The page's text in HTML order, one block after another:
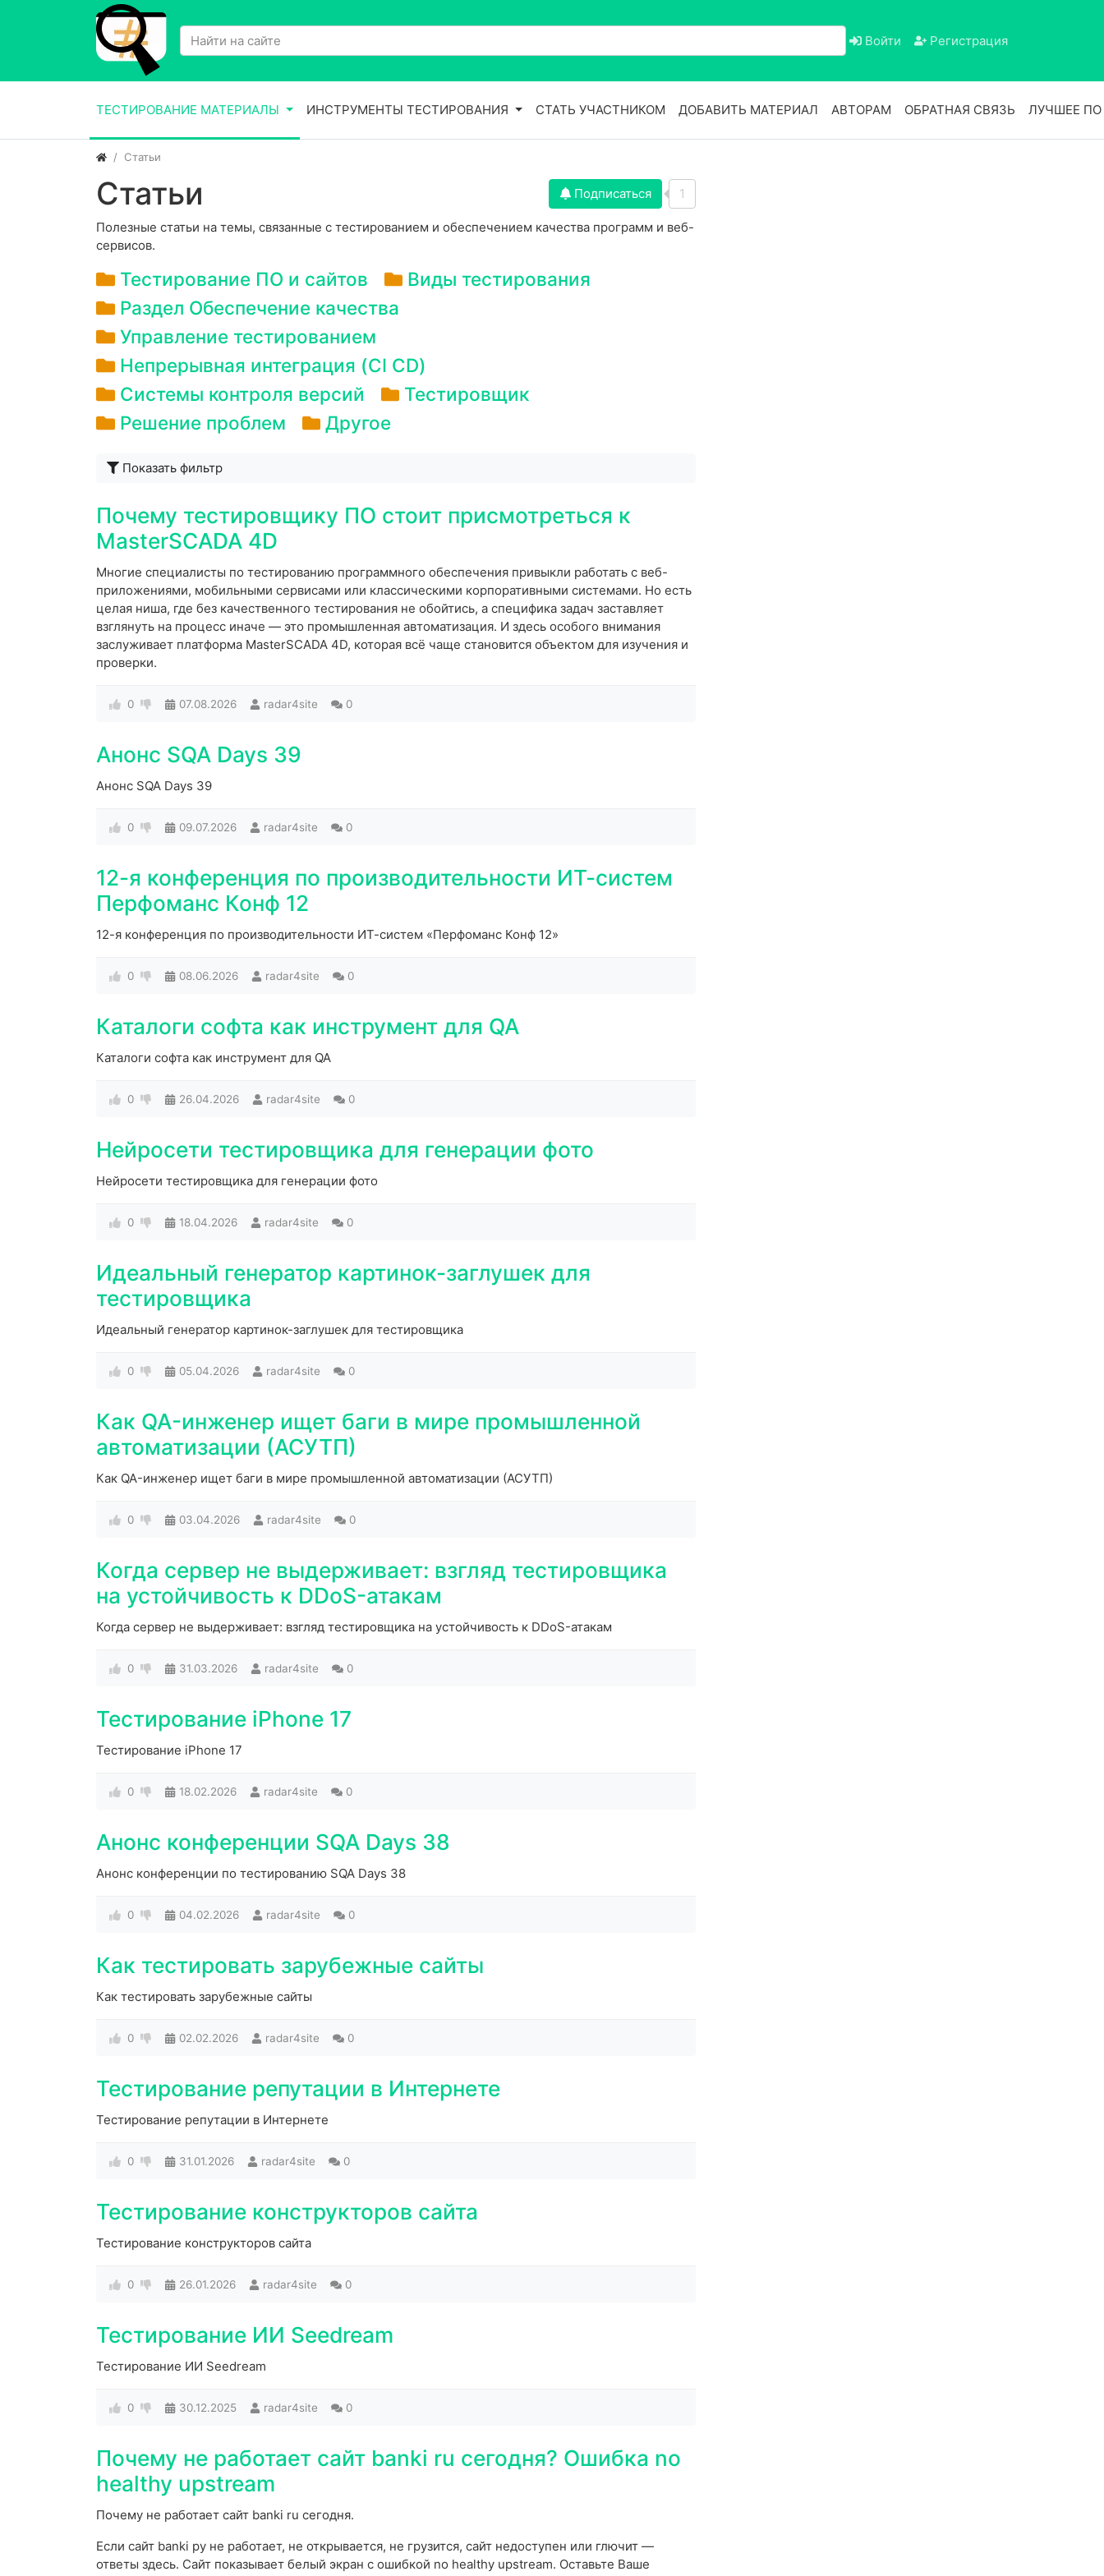
Войти Регистрация
ТЕСТИРОВАНИЕ МАТЕРИАЛЫ ИНСТРУМЕНТЫ ТЕСТИРОВАНИЯ СТАТЬ УЧАСТНИКОМ ДОБАВИТЬ МАТЕРИАЛ АВТОРАМ ОБРАТНАЯ СВЯЗЬ ЛУЧШЕЕ
Статьи
Статьи Подписаться 1
Полезные статьи на темы, связанные с тестированием и обеспечением качества программ и веб-
сервисов.
Тестирование ПО и сайтов
Виды тестирования
Раздел Обеспечение качества
Управление тестированием
Непрерывная интеграция (CI CD)
Системы контроля версий
Тестировщик
Решение проблем
Другое
Показать фильтр
Почему тестировщику ПО стоит присмотреться к
MasterSCADA 4D
Многие специалисты по тестированию программного обеспечения привыкли работать с веб-
приложениями, мобильными сервисами или классическими корпоративными системами. Но есть
целая ниша, где без качественного тестирования не обойтись, а специфика задач заставляет
взглянуть на процесс иначе — это промышленная автоматизация. И здесь особого внимания
заслуживает платформа MasterSCADA 4D, которая всё чаще становится объектом для изучения и
проверки.
0 07.08.2026 radar4site 0
Анонс SQA Days 39
Анонс SQA Days 39
0 09.07.2026 radar4site 0
12-я конференция по производительности ИТ-систем
Перфоманс Конф 12
12-я конференция по производительности ИТ-систем «Перфоманс Конф 12»
0 08.06.2026 radar4site 0
Каталоги софта как инструмент для QA
Каталоги софта как инструмент для QA
0 26.04.2026 radar4site 0
Нейросети тестировщика для генерации фото
Нейросети тестировщика для генерации фото
0 18.04.2026 radar4site 0
Идеальный генератор картинок-заглушек для
тестировщика
Идеальный генератор картинок-заглушек для тестировщика
0 05.04.2026 radar4site 0
Как QA-инженер ищет баги в мире промышленной
автоматизации (АСУТП)
Как QA-инженер ищет баги в мире промышленной автоматизации (АСУТП)
0 03.04.2026 radar4site 0
Когда сервер не выдерживает: взгляд тестировщика
на устойчивость к DDoS-атакам
Когда сервер не выдерживает: взгляд тестировщика на устойчивость к DDoS-атакам
0 31.03.2026 radar4site 0
Тестирование iPhone 17
Тестирование iPhone 17
0 18.02.2026 radar4site 0
Анонс конференции SQA Days 38
Анонс конференции по тестированию SQA Days 38
0 04.02.2026 radar4site 0
Как тестировать зарубежные сайты
Как тестировать зарубежные сайты
0 02.02.2026 radar4site 0
Тестирование репутации в Интернете
Тестирование репутации в Интернете
0 31.01.2026 radar4site 0
Тестирование конструкторов сайта
Тестирование конструкторов сайта
0 26.01.2026 radar4site 0
Тестирование ИИ Seedream
Тестирование ИИ Seedream
0 30.12.2025 radar4site 0
Почему не работает сайт banki ru сегодня? Ошибка no
healthy upstream
Почему не работает сайт banki ru сегодня.
Если сайт banki ру не работает, не открывается, не грузится, сайт недоступен или глючит —
ответы здесь. Сайт показывает белый экран с ошибкой no healthy upstream. Оставьте Ваше